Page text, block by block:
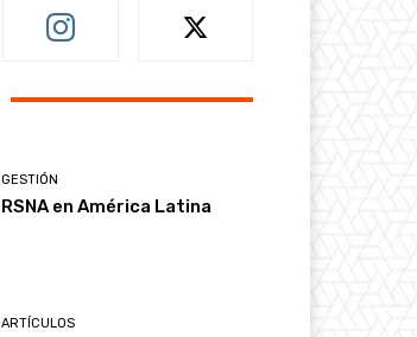
GESTIÓN
RSNA en América Latina
ARTÍCULOS